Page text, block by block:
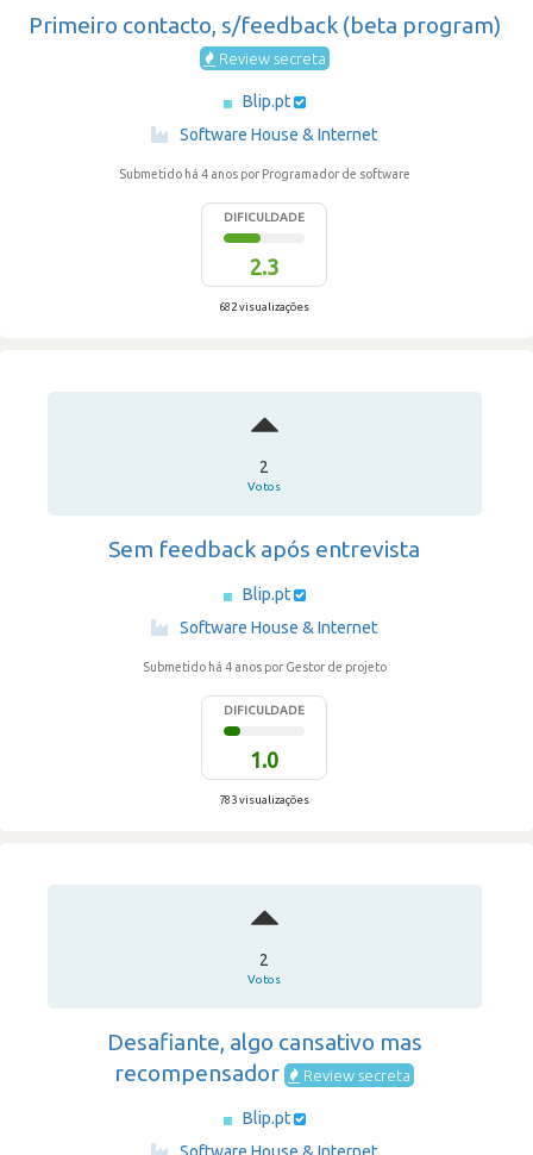
Primeiro contacto, s/feedback (beta program)
Review secreta
Blip.pt
Software House & Internet
Submetido há 4 anos por Programador de software
DIFICULDADE
2.3
682 visualizações
2
Votos
Sem feedback após entrevista
Blip.pt
Software House & Internet
Submetido há 4 anos por Gestor de projeto
DIFICULDADE
1.0
783 visualizações
2
Votos
Desafiante, algo cansativo mas
recompensador
Review secreta
Blip.pt